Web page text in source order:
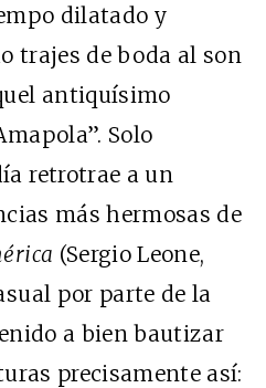
dilatado y
trajes de boda al son
antiquísimo
Solo
retrotrae a un
más hermosas de
(Sergio Leone,
por parte de la
a bien bautizar
precisamente así: